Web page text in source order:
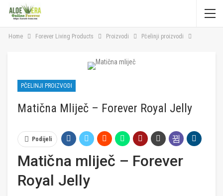
Home Forever Living Products Proizvodi Pčelinji proizvodi
PČELINJI PROIZVODI
Matična Mliječ – Forever Royal Jelly
Podijeli
Matična mliječ – Forever
Royal Jelly